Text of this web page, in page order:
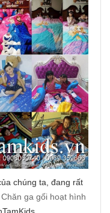
chúng ta, đang rất
Chăn ga gối hoạt hình